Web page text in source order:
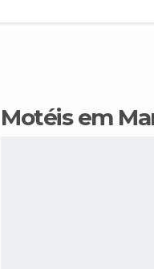
motéis em